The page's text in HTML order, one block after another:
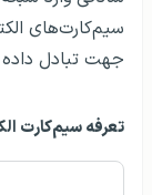
سیم‌کارت‌های
جهت تبادل
تعرفه سيم‌کارت